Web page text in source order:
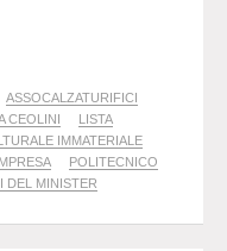
ASSOCALZATURIFICI
CEOLINI
LISTA
IMMATERIALE
POLITECNICO
DEL MINISTER